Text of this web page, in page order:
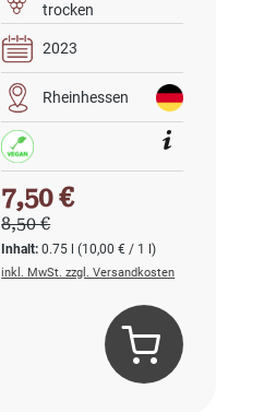
trocken
2023
Rheinhessen
Inhalt:0.75 l(10,00 € / 1 l)
Verkaufspreis:
7,50 €
Regulärer Preis:
8,50 €
inkl. MwSt. zzgl. Versandkosten